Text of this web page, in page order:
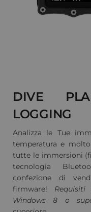
DIVE
LOGGING
Analizza le Tue
temperatura e
tutte le immersioni
tecnologia
confezione di
firmware!
Windows 8 o